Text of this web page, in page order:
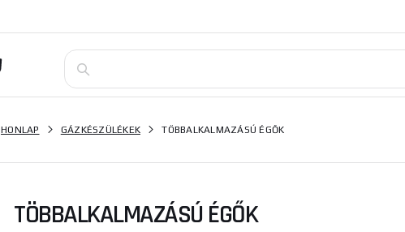
HONLAP GÁZKÉSZÜLÉKEK TÖBBALKALMAZÁSÚ ÉGŐK
TÖBBALKALMAZÁSÚ ÉGŐK